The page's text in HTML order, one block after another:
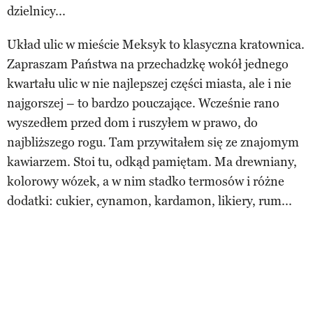
dzielnicy...
Układ ulic w mieście Meksyk to klasyczna kratownica.
Zapraszam Państwa na przechadzkę wokół jednego
kwartału ulic w nie najlepszej części miasta, ale i nie
najgorszej – to bardzo pouczające. Wcześnie rano
wyszedłem przed dom i ruszyłem w prawo, do
najbliższego rogu. Tam przywitałem się ze znajomym
kawiarzem. Stoi tu, odkąd pamiętam. Ma drewniany,
kolorowy wózek, a w nim stadko termosów i różne
dodatki: cukier, cynamon, kardamon, likiery, rum...